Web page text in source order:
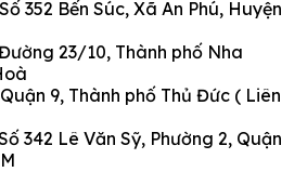
Số 352 Bến Súc, Xã An Phú, Huyện
23/10, Thành phố Nha
Quận 9, Thành phố Thủ Đức ( Liên
342 Lê Văn Sỹ, Phường 2, Quận